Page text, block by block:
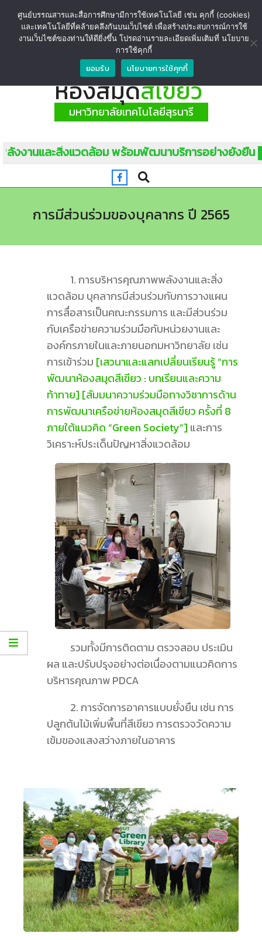
ห้องสมุดสีเขียว
มหาวิทยาลัยเทคโนโลยีสุรนารี
ะสิ่งแวดล้อม พร้อมพัฒนาบริการอย่างยั่งยืน วิสัยทัศน์
การมีส่วนร่วมของบุคลากร ปี 2565
1. การบริหารคุณภาพพลังงานและสิ่ง
แวดล้อม บุคลากรมีส่วนร่วมกับการวางแผน
การสื่อสารเป็นคณะกรรมการ และมีส่วนร่วม
กับเครือข่ายความร่วมมือกับหน่วยงานและ
องค์กรภายในและภายนอกมหาวิทยาลัย เช่น
การเข้าร่วม [เสวนาและแลกเปลี่ยนเรียนรู้ “การ
พัฒนาห้องสมุดสีเขียว : บทเรียนและความ
ท้าทาย] [สัมมนาความร่วมมือทางวิชาการด้าน
การพัฒนาเครือข่ายห้องสมุดสีเขียว ครั้งที่ 8
ภายใต้แนวคิด “Green Society”] และการ
วิเคราะห์ประเด็นปัญหาสิ่งแวดล้อม
รวมทั้งมีการติดตาม ตรวจสอบ ประเมิน
ผล และปรับปรุงอย่างต่อเนื่องตามแนวคิดการ
บริหารคุณภาพ PDCA
2. การจัดการอาคารแบบยั่งยืน เช่น การ
ปลูกต้นไม้เพิ่มพื้นที่สีเขียว การตรวจวัดความ
เข้มของแสงสว่างภายในอาคาร
ศูนย์บรรณสารและสื่อการศึกษามีการใช้เทคโนโลยี เช่น คุกกี้ (cookies)
และเทคโนโลยีที่คล้ายคลึงกันบนเว็บไซต์ เพื่อสร้างประสบการณ์การใช้
งานเว็บไซต์ของท่านให้ดียิ่งขึ้น โปรดอ่านรายละเอียดเพิ่มเติมที่ นโยบาย
การใช้คุกกี้
ยอมรับ นโยบายการใช้คุกกี้